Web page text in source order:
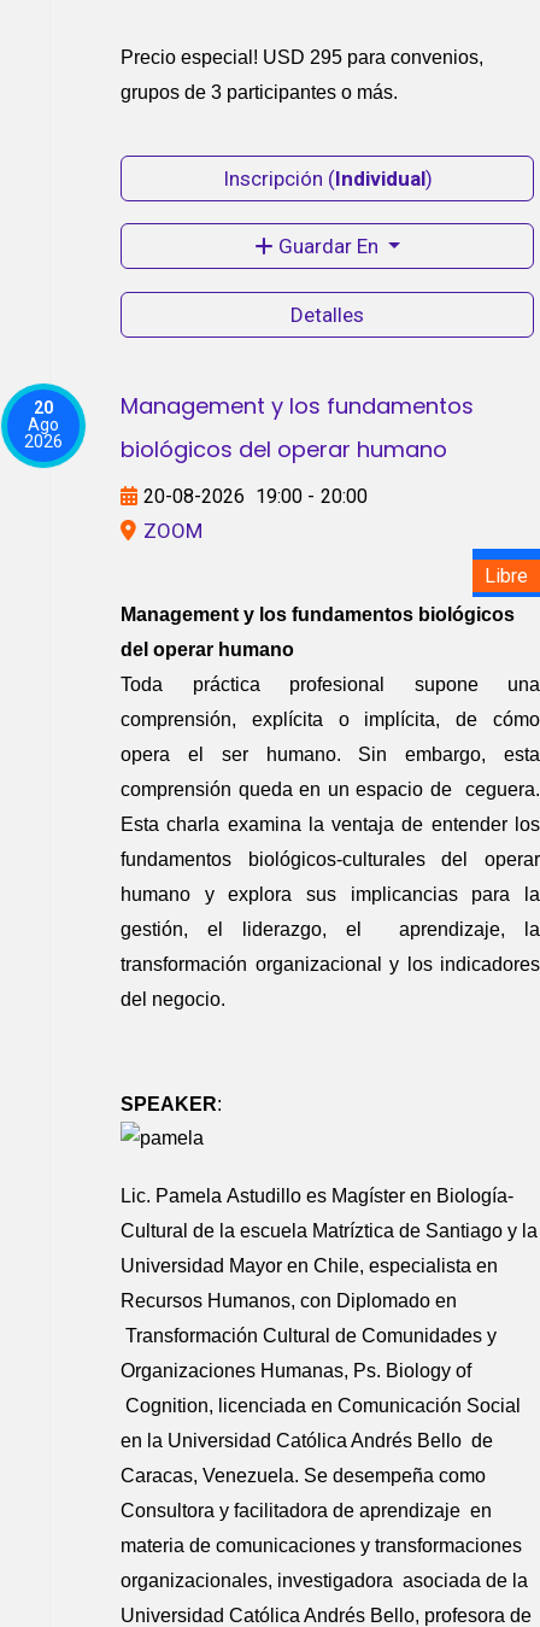
Precio especial! USD 295 para convenios,
grupos de 3 participantes o más.
Inscripción (Individual)
Guardar En
Detalles
20
Ago
2026
Management y los fundamentos
biológicos del operar humano
20-08-2026 19:00 - 20:00
ZOOM
Libre
Management y los fundamentos biológicos
del operar humano
Toda práctica profesional supone una
comprensión, explícita o implícita, de cómo
opera el ser humano. Sin embargo, esta
comprensión queda en un espacio de ceguera.
Esta charla examina la ventaja de entender los
fundamentos biológicos-culturales del operar
humano y explora sus implicancias para la
gestión, el liderazgo, el aprendizaje, la
transformación organizacional y los indicadores
del negocio.
SPEAKER:
Lic. Pamela Astudillo es Magíster en Biología-
Cultural de la escuela Matríztica de Santiago y la
Universidad Mayor en Chile, especialista en
Recursos Humanos, con Diplomado en
Transformación Cultural de Comunidades y
Organizaciones Humanas, Ps. Biology of
Cognition, licenciada en Comunicación Social
en la Universidad Católica Andrés Bello de
Caracas, Venezuela. Se desempeña como
Consultora y facilitadora de aprendizaje en
materia de comunicaciones y transformaciones
organizacionales, investigadora asociada de la
Universidad Católica Andrés Bello, profesora de